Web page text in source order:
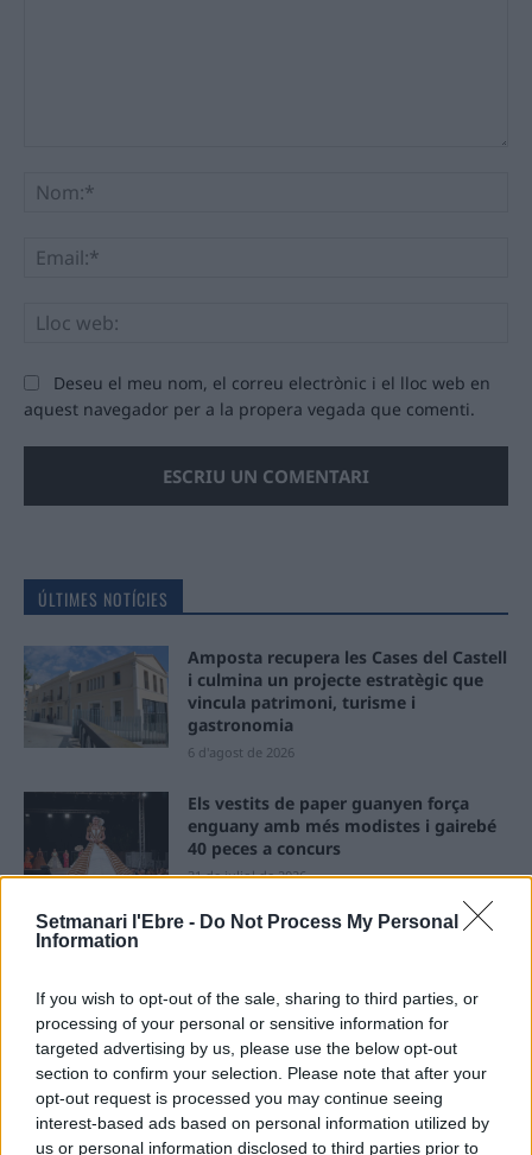
Setmanari l'Ebre - Do Not Process My Personal
Information
If you wish to opt-out of the sale, sharing to third parties, or
processing of your personal or sensitive information for
targeted advertising by us, please use the below opt-out
section to confirm your selection. Please note that after your
opt-out request is processed you may continue seeing
interest-based ads based on personal information utilized by
us or personal information disclosed to third parties prior to
Deseu el meu nom, el correu electrònic i el lloc web en
aquest navegador per a la propera vegada que comenti.
ÚLTIMES NOTÍCIES
Amposta recupera les Cases del Castell
i culmina un projecte estratègic que
vincula patrimoni, turisme i
gastronomia
6 d'agost de 2026
Els vestits de paper guanyen força
enguany amb més modistes i gairebé
40 peces a concurs
31 de juliol de 2026
31 de juliol de 2026
Blaumut lidera el cartell musical de les
Festes
31 de juliol de 2026